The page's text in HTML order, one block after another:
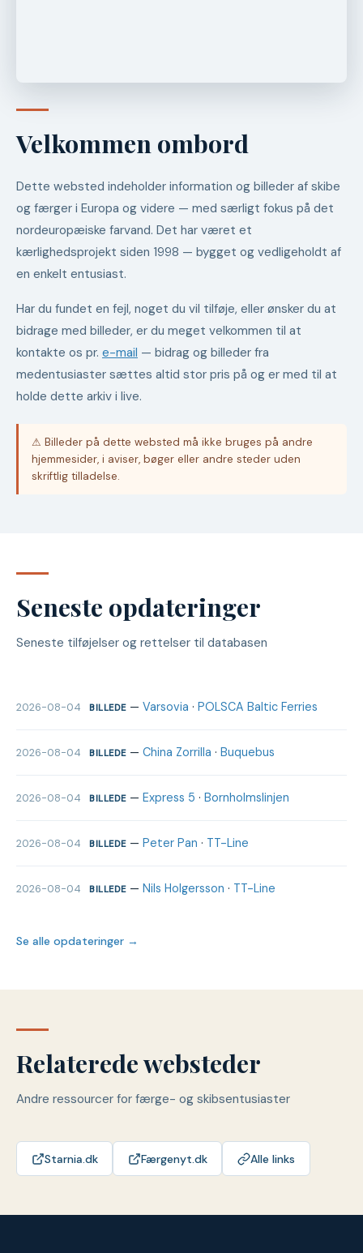
Velkommen ombord
Dette websted indeholder information og billeder af skibe
og færger i Europa og videre — med særligt fokus på det
nordeuropæiske farvand. Det har været et
kærlighedsprojekt siden 1998 — bygget og vedligeholdt af
en enkelt entusiast.
Har du fundet en fejl, noget du vil tilføje, eller ønsker du at
bidrage med billeder, er du meget velkommen til at
kontakte os pr. e-mail — bidrag og billeder fra
medentusiaster sættes altid stor pris på og er med til at
holde dette arkiv i live.
⚠ Billeder på dette websted må ikke bruges på andre
hjemmesider, i aviser, bøger eller andre steder uden
skriftlig tilladelse.
Seneste opdateringer
Seneste tilføjelser og rettelser til databasen
2026-08-04 BILLEDE— Varsovia · POLSCA Baltic Ferries
2026-08-04 BILLEDE— China Zorrilla · Buquebus
2026-08-04 BILLEDE— Express 5 · Bornholmslinjen
2026-08-04 BILLEDE— Peter Pan · TT-Line
2026-08-04 BILLEDE— Nils Holgersson · TT-Line
Se alle opdateringer →
Relaterede websteder
Andre ressourcer for færge- og skibsentusiaster
Starnia.dk Færgenyt.dk Alle links